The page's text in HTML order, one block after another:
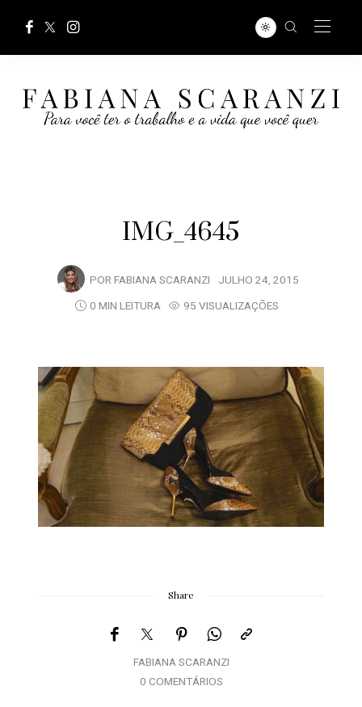
IMG_4645
POR FABIANA SCARANZI JULHO 24, 2015
0 MIN LEITURA
95 VISUALIZAÇÕES
Share
FABIANA SCARANZI
0 COMENTÁRIOS